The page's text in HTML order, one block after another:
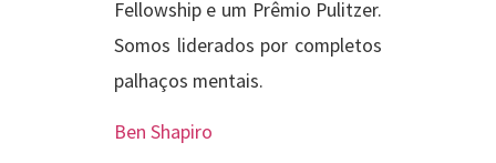
Fellowship e um Prêmio Pulitzer.
Somos liderados por completos
palhaços mentais.
Ben Shapiro